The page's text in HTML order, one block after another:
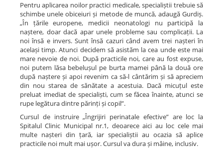
Pentru aplicarea noilor practici medicale, specialiștii trebuie să
schimbe unele obiceiuri și metode de muncă, adaugă Gurdiș.
„În țările europene, medicii neonatologi nu participă la
naștere, doar dacă apar unele probleme sau complicații. La
noi însă e invers. Sunt însă cazuri când avem trei nașteri în
același timp. Atunci decidem să asistăm la cea unde este mai
mare nevoie de noi. După practicile noi, care au fost expuse,
noi putem lăsa bebelușul pe burta mamei până la două ore
după naștere și apoi revenim ca să-l cântărim și să apreciem
din nou starea de sănătate a acestuia. Dacă micuțul este
preluat imediat de specialiști, cum se făcea înainte, atunci se
rupe legătura dintre părinți și copil”.
Cursul de instruire „Îngrijiri perinatale efective” are loc la
Spitalul Clinic Municipal nr.1, deoarece aici au loc cele mai
multe nașteri din țară, iar specialiștii au ocazia să aplice
practicile noi mult mai ușor. Cursul va dura și mâine, inclusiv.